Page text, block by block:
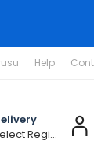
Help
Select Region